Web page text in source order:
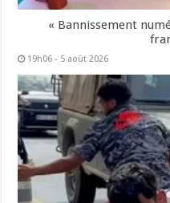
« Bannissement
19h06 - 5 août 2026